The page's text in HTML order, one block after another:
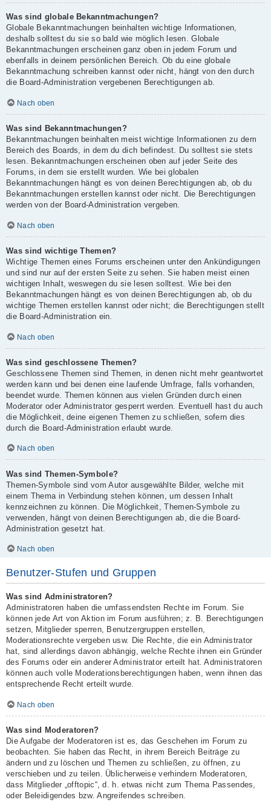
Was sind globale Bekanntmachungen?
Globale Bekanntmachungen beinhalten wichtige Informationen,
deshalb solltest du sie so bald wie möglich lesen. Globale
Bekanntmachungen erscheinen ganz oben in jedem Forum und
ebenfalls in deinem persönlichen Bereich. Ob du eine globale
Bekanntmachung schreiben kannst oder nicht, hängt von den durch
die Board-Administration vergebenen Berechtigungen ab.
Nach oben
Was sind Bekanntmachungen?
Bekanntmachungen beinhalten meist wichtige Informationen zu dem
Bereich des Boards, in dem du dich befindest. Du solltest sie stets
lesen. Bekanntmachungen erscheinen oben auf jeder Seite des
Forums, in dem sie erstellt wurden. Wie bei globalen
Bekanntmachungen hängt es von deinen Berechtigungen ab, ob du
Bekanntmachungen erstellen kannst oder nicht. Die Berechtigungen
werden von der Board-Administration vergeben.
Nach oben
Was sind wichtige Themen?
Wichtige Themen eines Forums erscheinen unter den Ankündigungen
und sind nur auf der ersten Seite zu sehen. Sie haben meist einen
wichtigen Inhalt, weswegen du sie lesen solltest. Wie bei den
Bekanntmachungen hängt es von deinen Berechtigungen ab, ob du
wichtige Themen erstellen kannst oder nicht; die Berechtigungen stellt
die Board-Administration ein.
Nach oben
Was sind geschlossene Themen?
Geschlossene Themen sind Themen, in denen nicht mehr geantwortet
werden kann und bei denen eine laufende Umfrage, falls vorhanden,
beendet wurde. Themen können aus vielen Gründen durch einen
Moderator oder Administrator gesperrt werden. Eventuell hast du auch
die Möglichkeit, deine eigenen Themen zu schließen, sofern dies
durch die Board-Administration erlaubt wurde.
Nach oben
Was sind Themen-Symbole?
Themen-Symbole sind vom Autor ausgewählte Bilder, welche mit
einem Thema in Verbindung stehen können, um dessen Inhalt
kennzeichnen zu können. Die Möglichkeit, Themen-Symbole zu
verwenden, hängt von deinen Berechtigungen ab, die die Board-
Administration gesetzt hat.
Nach oben
Benutzer-Stufen und Gruppen
Was sind Administratoren?
Administratoren haben die umfassendsten Rechte im Forum. Sie
können jede Art von Aktion im Forum ausführen; z. B. Berechtigungen
setzen, Mitglieder sperren, Benutzergruppen erstellen,
Moderationsrechte vergeben usw. Die Rechte, die ein Administrator
hat, sind allerdings davon abhängig, welche Rechte ihnen ein Gründer
des Forums oder ein anderer Administrator erteilt hat. Administratoren
können auch volle Moderationsberechtigungen haben, wenn ihnen das
entsprechende Recht erteilt wurde.
Nach oben
Was sind Moderatoren?
Die Aufgabe der Moderatoren ist es, das Geschehen im Forum zu
beobachten. Sie haben das Recht, in ihrem Bereich Beiträge zu
ändern und zu löschen und Themen zu schließen, zu öffnen, zu
verschieben und zu teilen. Üblicherweise verhindern Moderatoren,
dass Mitglieder „offtopic“, d. h. etwas nicht zum Thema Passendes,
oder Beleidigendes bzw. Angreifendes schreiben.